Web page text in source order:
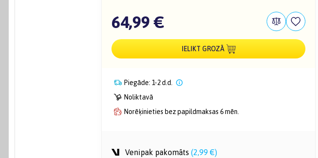
64,99 €
IELIKT GROZĀ
Piegāde: 1-2 d.d.
Noliktavā
Norēķinieties bez papildmaksas 6 mēn.
Venipak pakomāts (2,99 €)